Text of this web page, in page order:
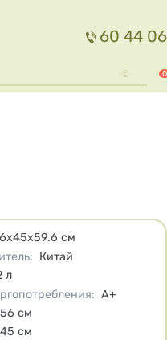
60 44 06
0
см
: Китай
л
: A+
56 см
45 см